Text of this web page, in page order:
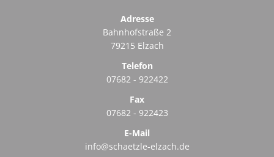
Adresse
Bahnhofstraße 2
79215 Elzach
Telefon
07682 - 922422
Fax
07682 - 922423
E-Mail
info@schaetzle-elzach.de